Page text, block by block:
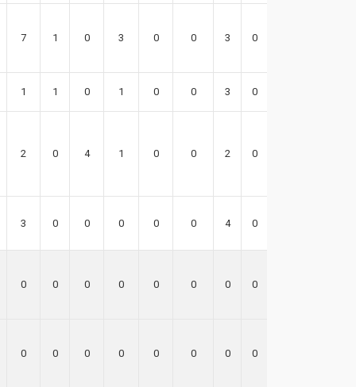
7 1 0 3 0 0 3 0
1 1 0 1 0 0 3 0
2 0 4 1 0 0 2 0
3 0 0 0 0 0 4 0
0 0 0 0 0 0 0 0
0 0 0 0 0 0 0 0